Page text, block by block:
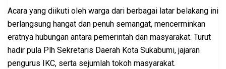
Acara yang diikuti oleh warga dari berbagai latar belakang ini
berlangsung hangat dan penuh semangat, mencerminkan
eratnya hubungan antara pemerintah dan masyarakat. Turut
hadir pula Plh Sekretaris Daerah Kota Sukabumi, jajaran
pengurus IKC, serta sejumlah tokoh masyarakat.